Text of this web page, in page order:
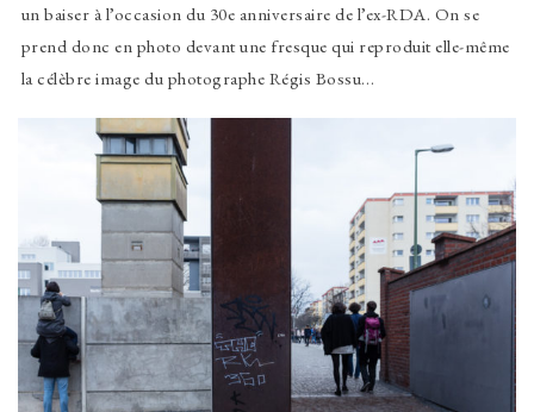
un baiser à l’occasion du 30e anniversaire de l’ex-RDA. On se
prend donc en photo devant une fresque qui reproduit elle-même
la célèbre image du photographe Régis Bossu…